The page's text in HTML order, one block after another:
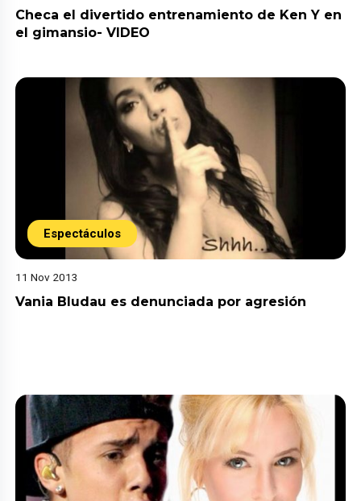
Checa el divertido entrenamiento de Ken Y en
el gimansio- VIDEO
Espectáculos
11 Nov 2013
Vania Bludau es denunciada por agresión